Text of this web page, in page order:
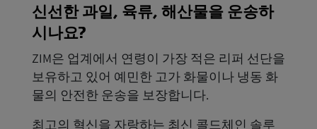
신선한 과일, 육류, 해산물을 운송하
시나요?
ZIM은 업계에서 연령이 가장 적은 리퍼 선단을
보유하고 있어 예민한 고가 화물이나 냉동 화
물의 안전한 운송을 보장합니다.
최고의 혁신을 자랑하는 최신 콜드체인 솔루